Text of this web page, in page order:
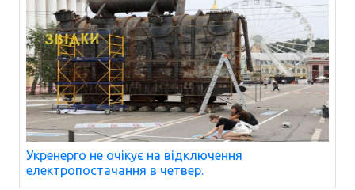
Укренерго не очікує на відключення
електропостачання в четвер.